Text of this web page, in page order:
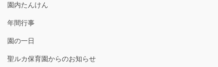
園内たんけん
年間行事
園の一日
聖ルカ保育園からのお知らせ